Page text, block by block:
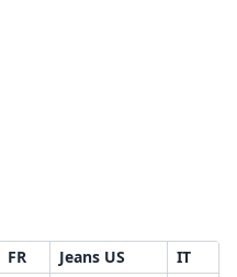
FR Jeans US
IT